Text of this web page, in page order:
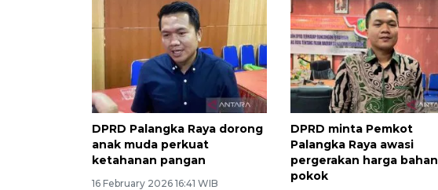
DPRD Palangka Raya dorong
anak muda perkuat
ketahanan pangan
16 February 2026 16:41 WIB
DPRD minta Pemkot
Palangka Raya awasi
pergerakan harga bahan
pokok